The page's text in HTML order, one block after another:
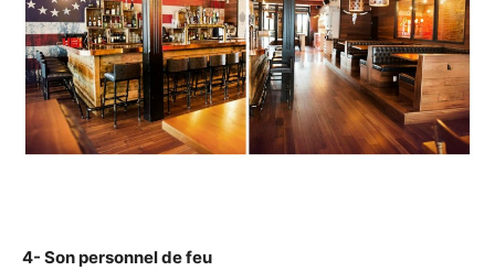
4- Son personnel de feu